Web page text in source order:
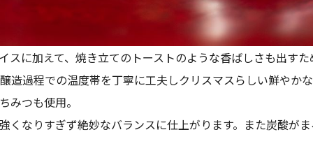
スに加えて、焼き立てのトーストのような香ばしさも出す
造過程での温度帯を丁寧に工夫しクリスマスらしい鮮やか
みつも使用。
くなりすぎず絶妙なバランスに仕上がります。また炭酸が